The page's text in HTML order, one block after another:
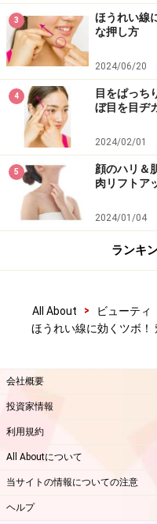
【編集部おすすめの購入サ
Amazonで人気の
楽天市場で人気の
3
ほうれい線
な押し方
2024/06/20
4
目をぱっち
ぼ目を目ヂ
2024/02/01
5
顔のハリ＆
肉リフトア
2024/01/04
ランキ
All About > ビューティ
ほうれい線に効くツボ！
会社概要
投資家情報
利用規約
All Aboutについて
当サイトの情報についての注意
ヘルプ